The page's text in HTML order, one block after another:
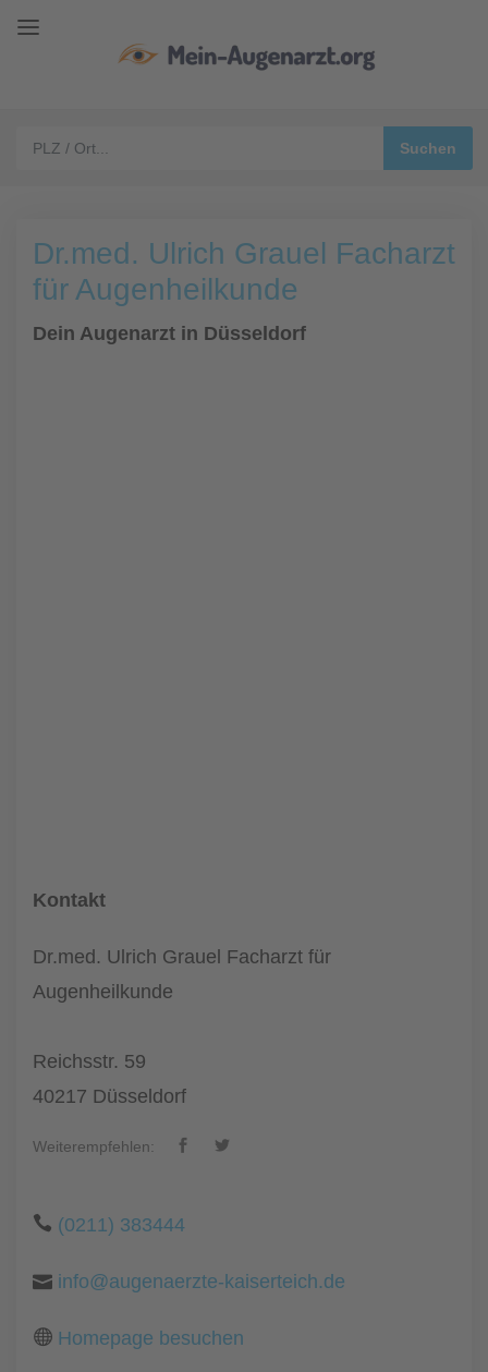
Dr.med. Ulrich Grauel Facharzt
für Augenheilkunde
Dein Augenarzt in Düsseldorf
Kontakt
Dr.med. Ulrich Grauel Facharzt für
Augenheilkunde
Reichsstr. 59
40217 Düsseldorf
Weiterempfehlen:
(0211) 383444
info@augenaerzte-kaiserteich.de
Homepage besuchen